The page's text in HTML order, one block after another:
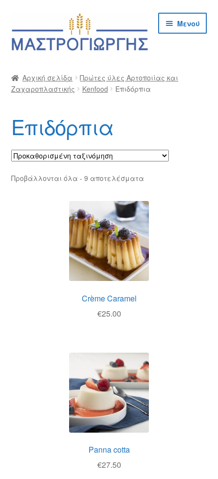
μετάβαση
στην
σε
περιεχόμενο
Μενού
Cargo Kalymnos – Cargo Κάλυμνος
Δημιουργία Λογαριασμού Χονδρικής
Θέσεις Εργασίας
Ο λογαριασμός μου
Πολιτική Επιστροφών
Τρόποι Αποστολής
Τρόποι Πληρωμής
Αρχική σελίδα
Πρώτες ύλες Αρτοποιίας και
Ζαχαροπλαστικής
Kenfood Επιδόρπια
Επιδόρπια
Προβάλλονται όλα - 9 αποτελέσματα
Crème Caramel
€25.00
Panna cotta
€27.50